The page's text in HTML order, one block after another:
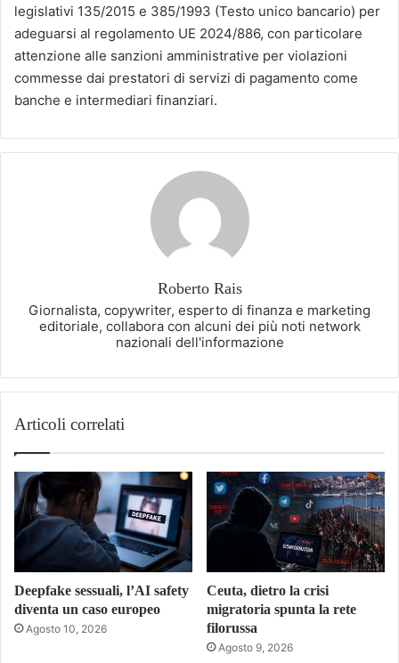
legislativi 135/2015 e 385/1993 (Testo unico bancario) per
adeguarsi al regolamento UE 2024/886, con particolare
attenzione alle sanzioni amministrative per violazioni
commesse dai prestatori di servizi di pagamento come
banche e intermediari finanziari.
Roberto Rais
Giornalista, copywriter, esperto di finanza e marketing
editoriale, collabora con alcuni dei più noti network
nazionali dell'informazione
Articoli correlati
Deepfake sessuali, l’AI safety
diventa un caso europeo
Agosto 10, 2026
Ceuta, dietro la crisi
migratoria spunta la rete
filorussa
Agosto 9, 2026